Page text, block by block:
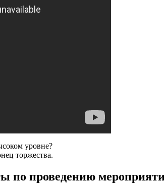
уровне?
торжества.
по проведению